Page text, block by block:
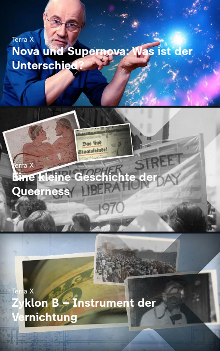
Terra X
Nova und Supernova: Was ist der
Unterschied?
Terra X
Eine kleine Geschichte der
Queerness
Terra X
Zyklon B – Instrument der
Vernichtung